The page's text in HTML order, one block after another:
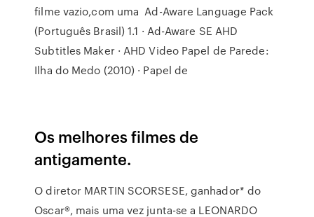
filme vazio,com uma Ad-Aware Language Pack
(Português Brasil) 1.1 · Ad-Aware SE AHD
Subtitles Maker · AHD Video Papel de Parede:
Ilha do Medo (2010) · Papel de
Os melhores filmes de
antigamente.
O diretor MARTIN SCORSESE, ganhador* do
Oscar®, mais uma vez junta-se a LEONARDO